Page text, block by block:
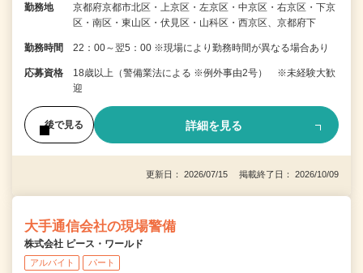
勤務地
京都府京都市北区・上京区・左京区・中京区・右京区・下京
区・南区・東山区・伏見区・山科区・西京区、京都府下
勤務時間 22：00～翌5：00 ※現場により勤務時間が異なる場合あり
応募資格
18歳以上（警備業法による ※例外事由2号） ※未経験大歓
迎
後で見る 詳細を見る
更新日： 2026/07/15 掲載終了日： 2026/10/09
大手通信会社の現場警備
株式会社 ピース・ワールド
アルバイト パート